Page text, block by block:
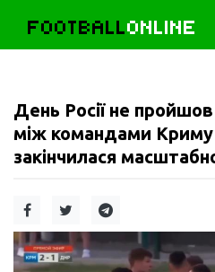
FOOTBALLONLINE
День Росії не пройшов
між командами
закінчилася